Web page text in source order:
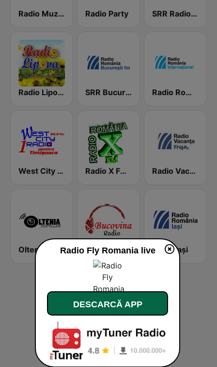
Radio Muzica Petrecere Radio Party SRR Radio Reşiţa
Radio Lipova SRR Bucuresti 98.3 FM Radio Romania International
West City Radio Radio X FM Manele Romania wWw.RadioXFm.Ro Radio Vacanta Fresh
OlteniaPopular.ro Radio Bucovina Radio Iaşi
Radio Fly Romania live
DESCARCĂ APP